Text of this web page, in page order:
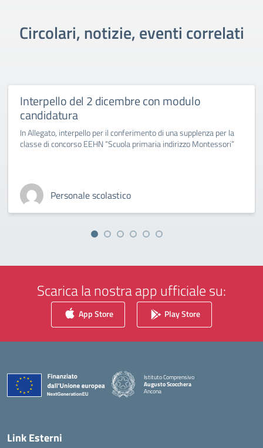
Circolari, notizie, eventi correlati
Interpello del 2 dicembre con modulo
candidatura
In Allegato, interpello per il conferimento di una supplenza per la
classe di concorso EEHN “Scuola primaria indirizzo Montessori”
Personale scolastico
Scarica la nostra app ufficiale su:
App Store Play Store
Istituto Comprensivo
Augusto Scocchera
Ancona
Link Esterni